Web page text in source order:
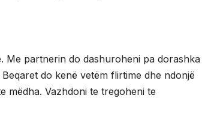
Me partnerin do dashuroheni pa dorashka
do kenë vetëm flirtime dhe ndonjë
mëdha. Vazhdoni te tregoheni te